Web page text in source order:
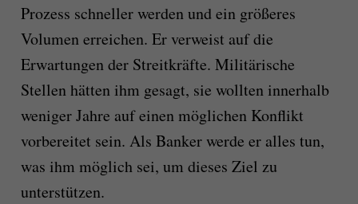
Prozess schneller werden und ein größeres
Volumen erreichen. Er verweist auf die
Erwartungen der Streitkräfte. Militärische
Stellen hätten ihm gesagt, sie wollten innerhalb
weniger Jahre auf einen möglichen Konflikt
vorbereitet sein. Als Banker werde er alles tun,
was ihm möglich sei, um dieses Ziel zu
unterstützen.